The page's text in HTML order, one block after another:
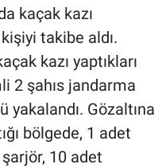
kaçak kazı
takibe aldı.
kazı yaptıkları
2 şahıs jandarma
yakalandı. Gözaltına
bölgede, 1 adet
10 adet